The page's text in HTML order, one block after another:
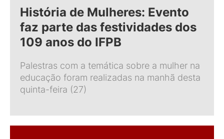
História de Mulheres: Evento
faz parte das festividades dos
109 anos do IFPB
Palestras com a temática sobre a mulher na
educação foram realizadas na manhã desta
quinta-feira (27)